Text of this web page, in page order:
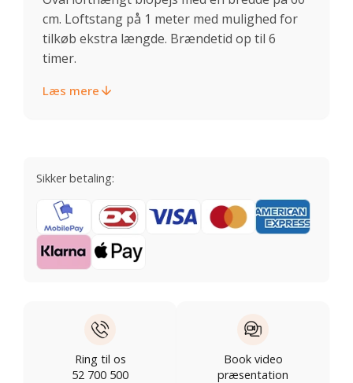
cm. Loftstang på 1 meter med mulighed for
tilkøb ekstra længde. Brændetid op til 6
timer.
Læs mere
Sikker betaling:
Ring til os
52 700 500
Book video
præsentation